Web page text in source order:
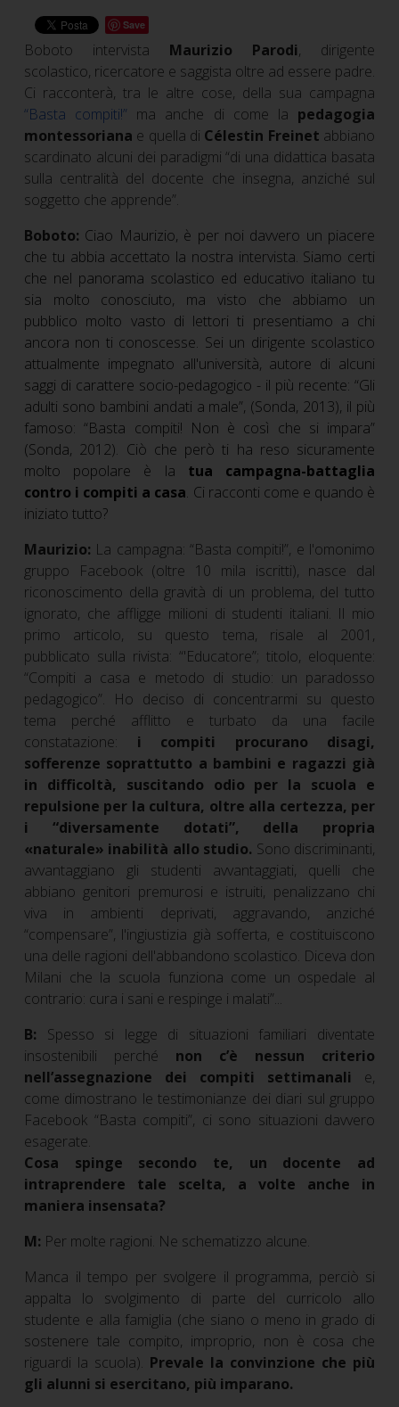
Save
Boboto intervista Maurizio Parodi, dirigente
scolastico, ricercatore e saggista oltre ad essere padre.
Ci racconterà, tra le altre cose, della sua campagna
“Basta compiti!” ma anche di come la pedagogia
montessoriana e quella di Célestin Freinet abbiano
scardinato alcuni dei paradigmi “di una didattica basata
sulla centralità del docente che insegna, anziché sul
soggetto che apprende”.
Boboto: Ciao Maurizio, è per noi davvero un piacere
che tu abbia accettato la nostra intervista. Siamo certi
che nel panorama scolastico ed educativo italiano tu
sia molto conosciuto, ma visto che abbiamo un
pubblico molto vasto di lettori ti presentiamo a chi
ancora non ti conoscesse. Sei un dirigente scolastico
attualmente impegnato all'università, autore di alcuni
saggi di carattere socio-pedagogico - il più recente: “Gli
adulti sono bambini andati a male”, (Sonda, 2013), il più
famoso: “Basta compiti! Non è così che si impara”
(Sonda, 2012). Ciò che però ti ha reso sicuramente
molto popolare è la tua campagna-battaglia
contro i compiti a casa. Ci racconti come e quando è
iniziato tutto?
Maurizio: La campagna: “Basta compiti!”, e l'omonimo
gruppo Facebook (oltre 10 mila iscritti), nasce dal
riconoscimento della gravità di un problema, del tutto
ignorato, che affligge milioni di studenti italiani. Il mio
primo articolo, su questo tema, risale al 2001,
pubblicato sulla rivista: “'Educatore”; titolo, eloquente:
“Compiti a casa e metodo di studio: un paradosso
pedagogico”. Ho deciso di concentrarmi su questo
tema perché afflitto e turbato da una facile
constatazione: i compiti procurano disagi,
sofferenze soprattutto a bambini e ragazzi già
in difficoltà, suscitando odio per la scuola e
repulsione per la cultura, oltre alla certezza, per
i “diversamente dotati”, della propria
«naturale» inabilità allo studio. Sono discriminanti,
avvantaggiano gli studenti avvantaggiati, quelli che
abbiano genitori premurosi e istruiti, penalizzano chi
viva in ambienti deprivati, aggravando, anziché
“compensare”, l'ingiustizia già sofferta, e costituiscono
una delle ragioni dell'abbandono scolastico. Diceva don
Milani che la scuola funziona come un ospedale al
contrario: cura i sani e respinge i malati”...
B: Spesso si legge di situazioni familiari diventate
insostenibili perché non c’è nessun criterio
nell’assegnazione dei compiti settimanali e,
come dimostrano le testimonianze dei diari sul gruppo
Facebook “Basta compiti”, ci sono situazioni davvero
esagerate.
Cosa spinge secondo te, un docente ad
intraprendere tale scelta, a volte anche in
maniera insensata?
M: Per molte ragioni. Ne schematizzo alcune.
Manca il tempo per svolgere il programma, perciò si
appalta lo svolgimento di parte del curricolo allo
studente e alla famiglia (che siano o meno in grado di
sostenere tale compito, improprio, non è cosa che
riguardi la scuola). Prevale la convinzione che più
gli alunni si esercitano, più imparano.